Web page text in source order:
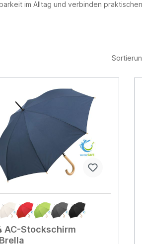
im Alltag und verbinden
AC-Stockschirm